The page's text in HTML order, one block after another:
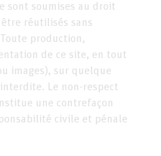
sont soumises au droit
réutilisés sans
production,
de ce site, en tout
images), sur quelque
Le non-respect
une contrefaçon
civile et pénale